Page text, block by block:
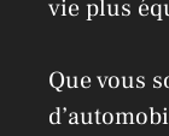
vie plus
Que vous